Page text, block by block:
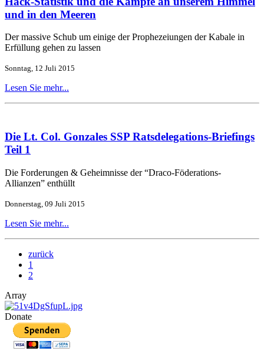
und in den Meeren
Der massive Schub um einige der Prophezeiungen der Kabale in
Erfüllung gehen zu lassen
Sonntag, 12 Juli 2015
Lesen Sie mehr...
Die Lt. Col. Gonzales SSP Ratsdelegations-Briefings
Teil 1
Die Forderungen & Geheimnisse der “Draco-Föderations-
Allianzen” enthüllt
Donnerstag, 09 Juli 2015
Lesen Sie mehr...
zurück
1
2
Array
Donate